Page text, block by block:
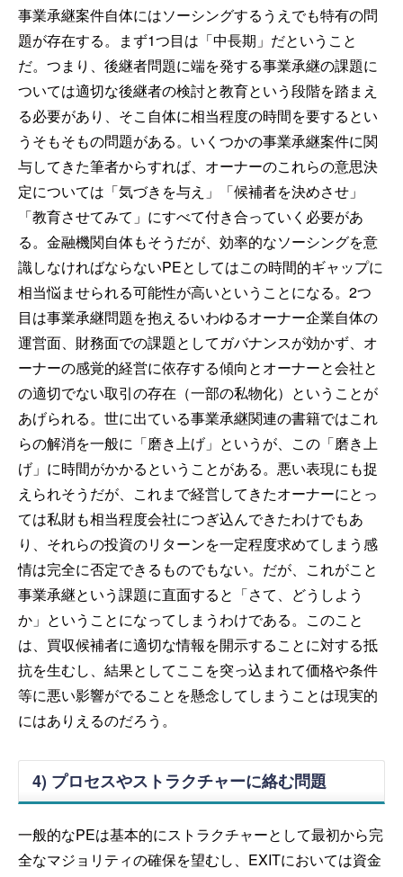
事業承継案件自体にはソーシングするうえでも特有の問
題が存在する。まず1つ目は「中長期」だということ
だ。つまり、後継者問題に端を発する事業承継の課題に
ついては適切な後継者の検討と教育という段階を踏まえ
る必要があり、そこ自体に相当程度の時間を要するとい
うそもそもの問題がある。いくつかの事業承継案件に関
与してきた筆者からすれば、オーナーのこれらの意思決
定については「気づきを与え」「候補者を決めさせ」
「教育させてみて」にすべて付き合っていく必要があ
る。金融機関自体もそうだが、効率的なソーシングを意
識しなければならないPEとしてはこの時間的ギャップに
相当悩ませられる可能性が高いということになる。2つ
目は事業承継問題を抱えるいわゆるオーナー企業自体の
運営面、財務面での課題としてガバナンスが効かず、オ
ーナーの感覚的経営に依存する傾向とオーナーと会社と
の適切でない取引の存在（一部の私物化）ということが
あげられる。世に出ている事業承継関連の書籍ではこれ
らの解消を一般に「磨き上げ」というが、この「磨き上
げ」に時間がかかるということがある。悪い表現にも捉
えられそうだが、これまで経営してきたオーナーにとっ
ては私財も相当程度会社につぎ込んできたわけでもあ
り、それらの投資のリターンを一定程度求めてしまう感
情は完全に否定できるものでもない。だが、これがこと
事業承継という課題に直面すると「さて、どうしよう
か」ということになってしまうわけである。このこと
は、買収候補者に適切な情報を開示することに対する抵
抗を生むし、結果としてここを突っ込まれて価格や条件
等に悪い影響がでることを懸念してしまうことは現実的
にはありえるのだろう。
4) プロセスやストラクチャーに絡む問題
一般的なPEは基本的にストラクチャーとして最初から完
全なマジョリティの確保を望むし、EXITにおいては資金